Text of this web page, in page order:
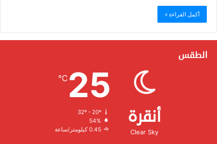
أكمل القراءة »
الطقس
أنقرة
Clear Sky
25
℃
32º - 20º
الرطوبة:
الرياح:0.45 كيلومتر/ساعة